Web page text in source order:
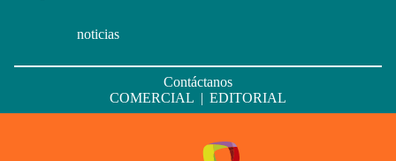
noticias
Contáctanos
COMERCIAL | EDITORIAL